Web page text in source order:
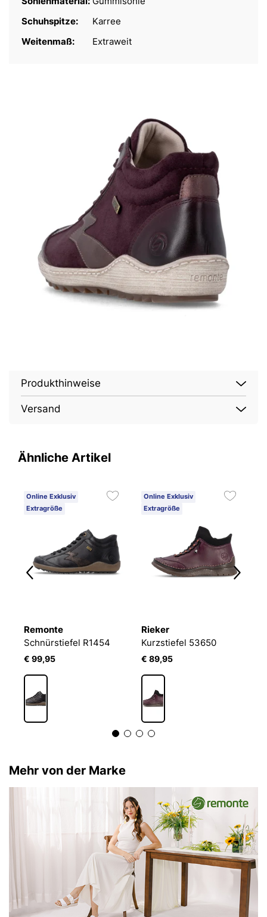
Schuhspitze:
Karree
Weitenmaß:
Extraweit
Produkthinweise
Versand
Ähnliche Artikel
Online Exklusiv
Extragröße
Remonte
Schnürstiefel R1454
€ 99,95
Online Exklusiv
Extragröße
Rieker
Kurzstiefel 53650
€ 89,95
Mehr von der Marke